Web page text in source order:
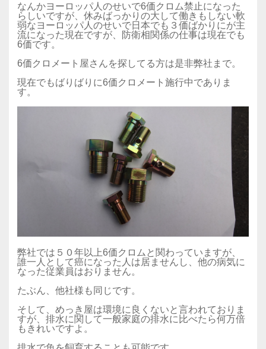
なんかヨーロッパ人のせいで6価クロム禁止になった
らしいですが、休みばっかりの大して働きもしない軟
弱なヨーロッパ人のせいで日本でも３価ばかりにが主
流になった現在ですが、防衛相関係の仕事は現在でも
6価です。
6価クロメート屋さんを探してる方は是非弊社まで。
現在でもばりばりに6価クロメート施行中でありま
す。
弊社では５０年以上6価クロムと関わっていますが、
誰一人として癌になった人は居ませんし、他の病気に
なった従業員はおりません。
たぶん、他社様も同じです。
そして、めっき屋は環境に良くないと言われておりま
すが、排水に関して一般家庭の排水に比べたら何万倍
もきれいですよ。